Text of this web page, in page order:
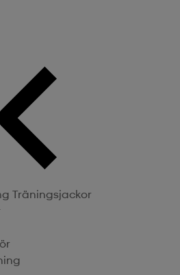
Träningsjackor